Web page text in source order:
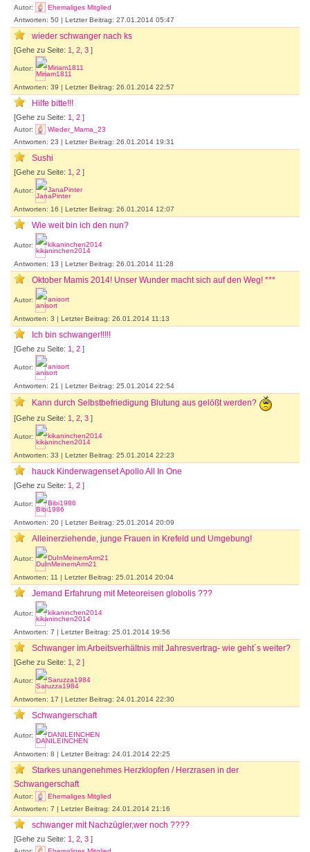
Autor:
Ehemaliges Mitglied
Antworten: 50 | Letzter Beitrag: 27.01.2014 05:47
wieder schwanger nach ks
[Gehe zu Seite: 1 2 3 ]
Autor: Miriam1811
Antworten: 39 | Letzter Beitrag: 26.01.2014 22:57
Hilfe bitte!!!
[Gehe zu Seite: 1 2 ]
Autor:
Wieder_Mama_23
Antworten: 23 | Letzter Beitrag: 26.01.2014 19:31
Sushi
[Gehe zu Seite: 1 2 ]
Autor: JanaPinter
Antworten: 16 | Letzter Beitrag: 26.01.2014 12:07
Wie weit bin ich den nun?
Autor: kikaninchen2014
Antworten: 13 | Letzter Beitrag: 26.01.2014 11:28
Oktober Mamis 2014! Unser Wunder macht sich auf den Weg! ***
Autor: anisort
Antworten: 3 | Letzter Beitrag: 26.01.2014 11:13
Ich bin schwanger!!!!!
[Gehe zu Seite: 1 2 ]
Autor: anisort
Antworten: 21 | Letzter Beitrag: 25.01.2014 22:54
Kann durch Selbstbefriedigung Blutung aus gelößt werden?
[Gehe zu Seite: 1 2 3 ]
Autor: kikaninchen2014
Antworten: 33 | Letzter Beitrag: 25.01.2014 22:23
hauck Kinderwagenset Apollo All In One
[Gehe zu Seite: 1 2 ]
Autor: Bibi1986
Antworten: 20 | Letzter Beitrag: 25.01.2014 20:09
Alleinerziehende, junge Frauen in Krefeld und Umgebung!
Autor: DuInMeinemArm21
Antworten: 11 | Letzter Beitrag: 25.01.2014 20:04
Jemand Erfahrung mit Meteoreisen globolis ???
Autor: kikaninchen2014
Antworten: 7 | Letzter Beitrag: 25.01.2014 19:56
Schwanger im Arbeitsverhältnis mit Jahresvertrag- wie geht´s weiter?
[Gehe zu Seite: 1 2 ]
Autor: Saruzza1984
Antworten: 17 | Letzter Beitrag: 24.01.2014 22:30
Schwangerschaft
Autor: DANILEINCHEN
Antworten: 8 | Letzter Beitrag: 24.01.2014 22:25
Starkes unangenehmes Herzklopfen / Herzrasen in der
Schwangerschaft
Autor:
Ehemaliges Mitglied
Antworten: 7 | Letzter Beitrag: 24.01.2014 21:16
schwanger mit Nachzügler,wer noch ????
[Gehe zu Seite: 1 2 3 ]